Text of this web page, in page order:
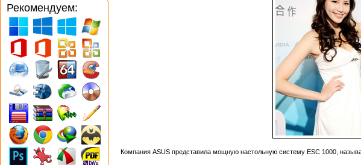
Компания ASUS представила мощную настольную систему ESC 1000,
Рекомендуем: